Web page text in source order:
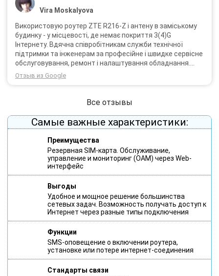
Vira Moskalyova
Використовую роутер ZTE R216-Z і антену в заміському
будинку - у місцевості, де немає покриття 3(4)G
Інтернету. Вдячна співробітникам служби технічної
підтримки та інженерам за професійне і швидке сервісне
обслуговування, ремонт і налаштування обладнання.
Через 3 роки після покупки я не шкодую про прийняте
тоді рішення придбати обладнання в компанії 3G star
Отзыв из Google
Все отзывы
Самые важные характеристики:
Преимущества
Резервная SIM-карта. Обслуживание,
управление и мониторинг (OAM) через Web-
интерфейс
Выгоды
Удобное и мощное решение большинства
сетевых задач. Возможность получать доступ к
Интернет через разные типы подключения
Функции
SMS-оповещение о включении роутера,
установке или потере интернет-соединения
Стандарты связи